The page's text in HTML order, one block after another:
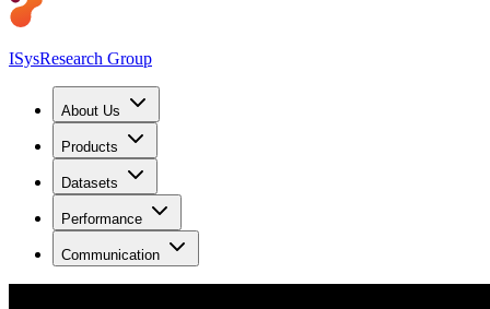
ISysResearch Group
About Us
Products
Datasets
Performance
Communication